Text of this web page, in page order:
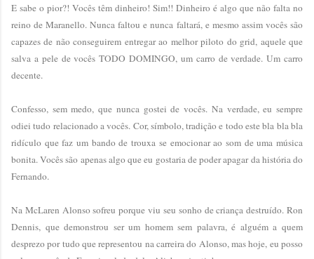
E sabe o pior?! Vocês têm dinheiro! Sim!! Dinheiro é algo que não falta no
reino de Maranello. Nunca faltou e nunca faltará, e mesmo assim vocês são
capazes de não conseguirem entregar ao melhor piloto do grid, aquele que
salva a pele de vocês TODO DOMINGO, um carro de verdade. Um carro
decente.
Confesso, sem medo, que nunca gostei de vocês. Na verdade, eu sempre
odiei tudo relacionado a vocês. Cor, símbolo, tradição e todo este bla bla bla
ridículo que faz um bando de trouxa se emocionar ao som de uma música
bonita. Vocês são apenas algo que eu gostaria de poder apagar da história do
Fernando.
Na McLaren Alonso sofreu porque viu seu sonho de criança destruído. Ron
Dennis, que demonstrou ser um homem sem palavra, é alguém a quem
desprezo por tudo que representou na carreira do Alonso, mas hoje, eu posso